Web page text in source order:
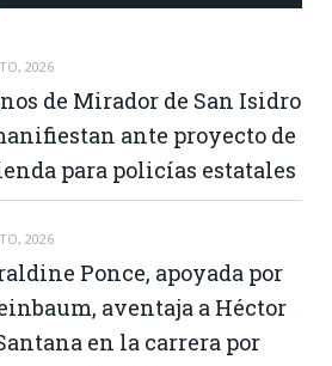
2026
de Mirador de San Isidro
ante proyecto de
para policías estatales
2026
Ponce, apoyada por
aventaja a Héctor
en la carrera por